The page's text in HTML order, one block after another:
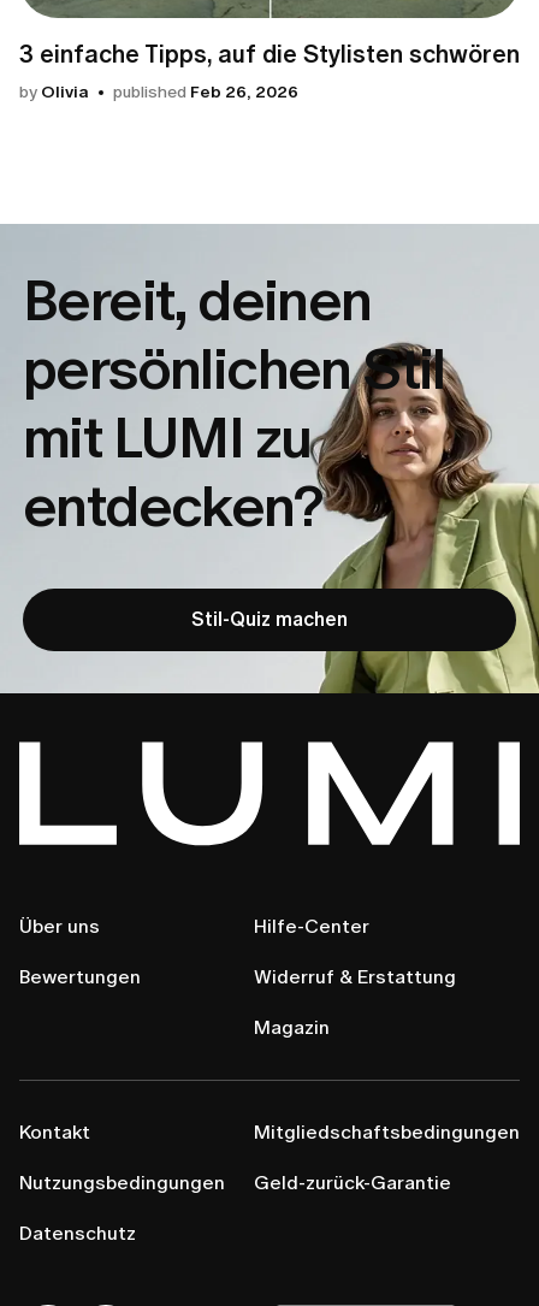
3 einfache Tipps, auf die Stylisten schwören
by Olivia published Feb 26, 2026
Bereit, deinen
persönlichen Stil
mit LUMI zu
entdecken?
Stil-Quiz machen
Über uns
Bewertungen
Hilfe-Center
Widerruf & Erstattung
Magazin
Kontakt
Nutzungsbedingungen
Datenschutz
Mitgliedschaftsbedingungen
Geld-zurück-Garantie